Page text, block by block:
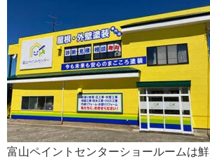
富山ペイントセンターショールームは鮮